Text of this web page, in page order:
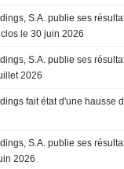
S.A. publie ses
le 30 juin 2026
S.A. publie ses
2026
fait état d'une hausse
S.A. publie ses
2026